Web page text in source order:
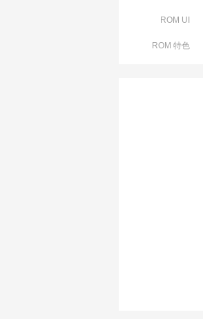
ROM UI
ROM 特色